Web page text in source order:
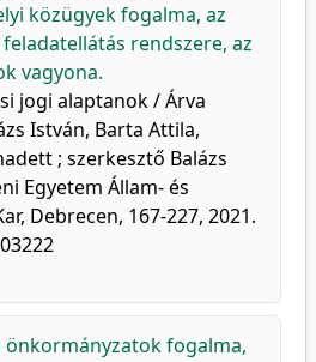
közügyek fogalma, az
rendszere, az
vagyona.
jogi alaptanok / Árva
István, Barta Attila,
; szerkesztő Balázs
Egyetem Állam- és
Debrecen, 167-227, 2021.
önkormányzatok fogalma,